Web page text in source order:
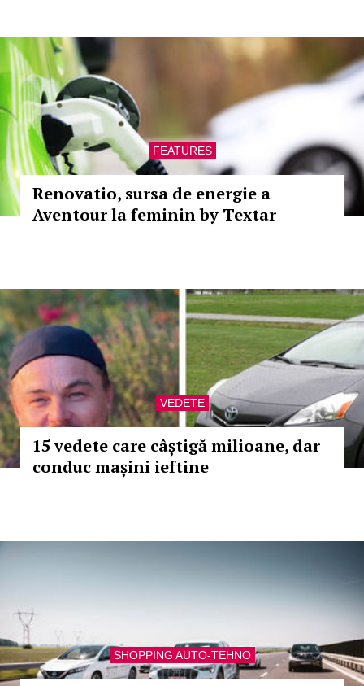
FEATURES
Renovatio, sursa de energie a
Aventour la feminin by Textar
VEDETE
15 vedete care câștigă milioane, dar
conduc mașini ieftine
SHOPPING AUTO-TEHNO